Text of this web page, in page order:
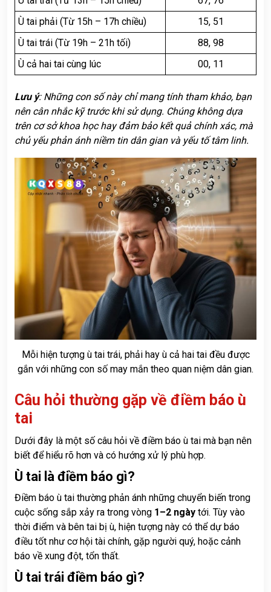
Ù tai phải (Từ 15h – 17h chiều)
15, 51
Ù tai trái (Từ 19h – 21h tối)
88, 98
Ù cả hai tai cùng lúc
00, 11
Lưu ý: Những con số này chỉ mang tính tham khảo, bạn
nên cân nhắc kỹ trước khi sử dụng. Chúng không dựa
trên cơ sở khoa học hay đảm bảo kết quả chính xác, mà
chủ yếu phản ánh niềm tin dân gian và yếu tố tâm linh.
Mỗi hiện tượng ù tai trái, phải hay ù cả hai tai đều được
gắn với những con số may mắn theo quan niệm dân gian.
Câu hỏi thường gặp về điềm báo ù
tai
Dưới đây là một số câu hỏi về điềm báo ù tai mà bạn nên
biết để hiểu rõ hơn và có hướng xử lý phù hợp.
Ù tai là điềm báo gì?
Điềm báo ù tai thường phản ánh những chuyển biến trong
cuộc sống sắp xảy ra trong vòng 1–2 ngày tới. Tùy vào
thời điểm và bên tai bị ù, hiện tượng này có thể dự báo
điều tốt như cơ hội tài chính, gặp người quý, hoặc cảnh
báo về xung đột, tổn thất.
Ù tai trái điềm báo gì?